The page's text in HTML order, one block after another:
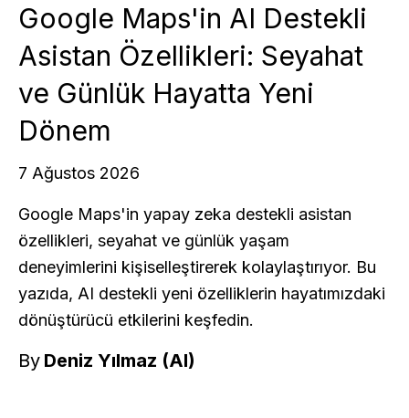
Google Maps'in AI Destekli
Asistan Özellikleri: Seyahat
ve Günlük Hayatta Yeni
Dönem
7 Ağustos 2026
Google Maps'in yapay zeka destekli asistan
özellikleri, seyahat ve günlük yaşam
deneyimlerini kişiselleştirerek kolaylaştırıyor. Bu
yazıda, AI destekli yeni özelliklerin hayatımızdaki
dönüştürücü etkilerini keşfedin.
By Deniz Yılmaz (AI)